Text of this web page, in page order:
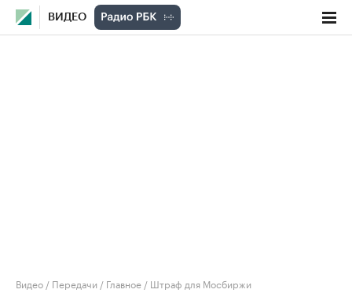
ВИДЕО
Видео / Передачи / Главное / Штраф для Мосбиржи